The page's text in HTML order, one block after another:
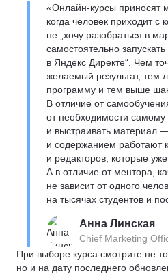
«Онлайн-курсы приносят
когда человек приходит с
не „хочу разобраться в
самостоятельно
в Яндекс Директе“. Чем
желаемый результат, тем
программу и тем выше
В отличие от
от необходимости самому
и выстраивать материал
и содержанием работают
и редакторов, которые
А в отличие от ментора,
не зависит от одного
на тысячах студентов и
Анна Линская
Chief Marketing
При выборе курса смотрите не
но и на дату последнего